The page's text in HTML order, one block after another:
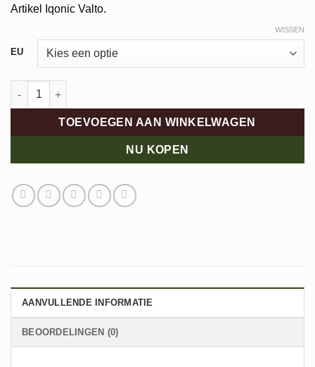
Artikel Iqonic Valto.
EU
WISSEN
Iqonic sneaker aantal
TOEVOEGEN AAN WINKELWAGEN
NU KOPEN
Alternative:
AANVULLENDE INFORMATIE
BEOORDELINGEN (0)